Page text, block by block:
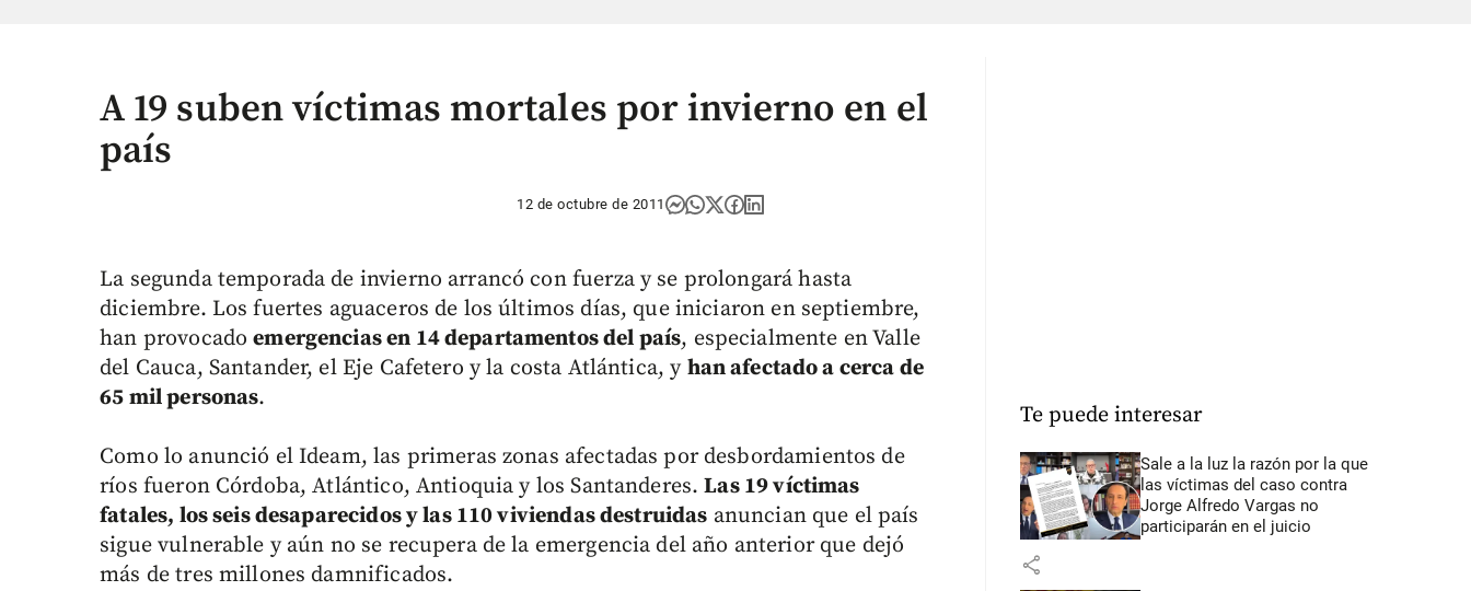
A 19 suben víctimas mortales por invierno en el
país
12 de octubre de 2011
La segunda temporada de invierno arrancó con fuerza y se prolongará hasta
diciembre. Los fuertes aguaceros de los últimos días, que iniciaron en septiembre,
han provocadoemergencias en 14 departamentos del país, especialmente en Valle
del Cauca, Santander, el Eje Cafetero y la costa Atlántica, y han afectado a cerca de
65 mil personas.
Como lo anunció el Ideam, las primeras zonas afectadas por desbordamientos de
ríos fueron Córdoba, Atlántico, Antioquia y los Santanderes.Las 19 víctimas
fatales, los seis desaparecidos y las 110 viviendas destruidas anuncian que el país
sigue vulnerable y aún no se recupera de la emergencia del año anterior que dejó
más de tres millones damnificados.
Te puede interesar
Sale a la luz la razón por la que
las víctimas del caso contra
Jorge Alfredo Vargas no
participarán en el juicio
share